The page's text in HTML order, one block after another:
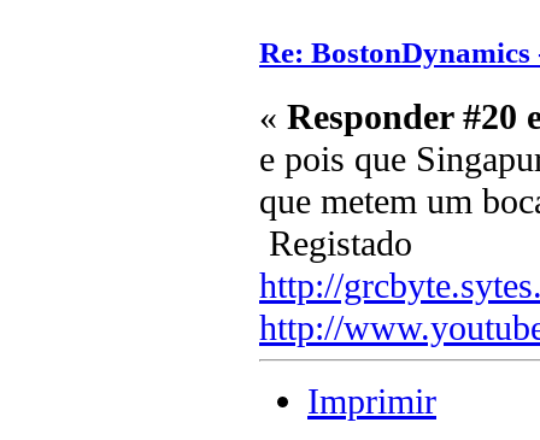
Re:
« Responder #20
e pois que
que metem um
Registado
http://
http://
Imprimir